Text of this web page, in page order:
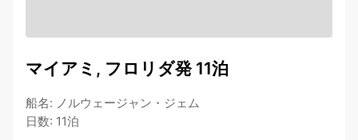
マイアミ, フロリダ発 11泊
船名: ノルウェージャン・ジェム
日数: 11泊